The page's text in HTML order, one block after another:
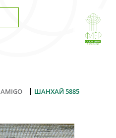
AMIGO | ШАНХАЙ 5885